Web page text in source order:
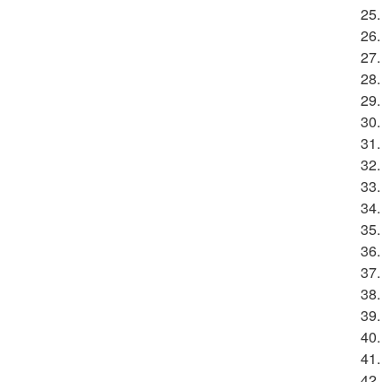
25.
26.
27.
28.
29.
30.
31.
32.
33.
34.
35.
36.
37.
38.
39.
40.
41.